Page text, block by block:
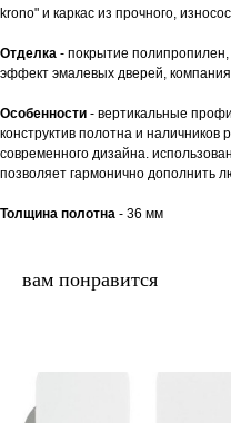
krono" и каркас из прочного,
Отделка - покрытие
эффект эмалевых дверей,
Особенности - вертикальные
конструктив полотна и наличников
современного дизайна.
позволяет гармонично дополнить
Толщина полотна - 36 мм
вам понравится